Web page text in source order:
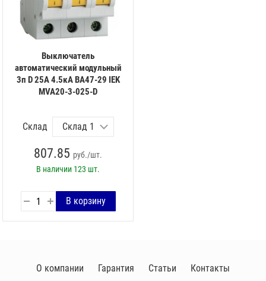
Выключатель
автоматический модульный
3п D 25А 4.5кА ВА47-29 IEK
MVA20-3-025-D
Склад
807.85 руб./шт.
В наличии 123 шт.
О компании Гарантия Статьи
Контакты